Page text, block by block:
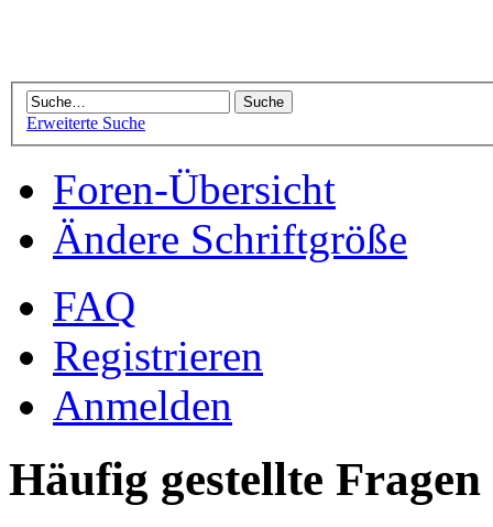
Erweiterte Suche
Foren-Übersicht
Ändere Schriftgröße
FAQ
Registrieren
Anmelden
Häufig gestellte Fragen